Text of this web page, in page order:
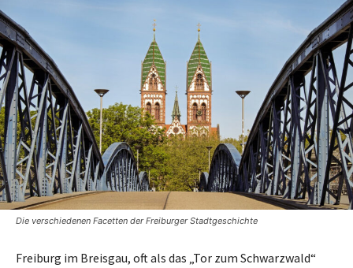
Die verschiedenen Facetten der Freiburger Stadtgeschichte
Freiburg im Breisgau, oft als das „Tor zum Schwarzwald“